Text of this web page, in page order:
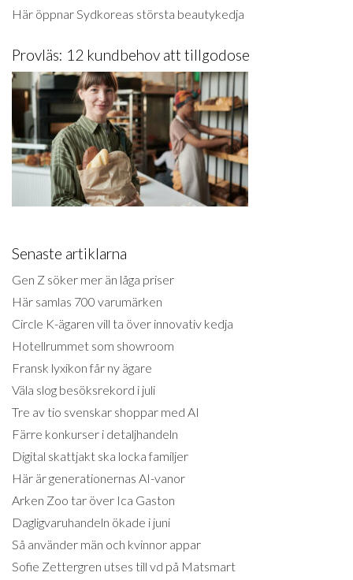
Här öppnar Sydkoreas största beautykedja
Provläs: 12 kundbehov att tillgodose
Senaste artiklarna
Gen Z söker mer än låga priser
Här samlas 700 varumärken
Circle K-ägaren vill ta över innovativ kedja
Hotellrummet som showroom
Fransk lyxikon får ny ägare
Väla slog besöksrekord i juli
Tre av tio svenskar shoppar med AI
Färre konkurser i detaljhandeln
Digital skattjakt ska locka familjer
Här är generationernas AI-vanor
Arken Zoo tar över Ica Gaston
Dagligvaruhandeln ökade i juni
Så använder män och kvinnor appar
Sofie Zettergren utses till vd på Matsmart